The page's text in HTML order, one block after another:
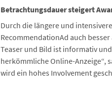
Betrachtungsdauer steigert
Durch die längere und
RecommendationAd auch
Teaser und Bild ist informativ
herkömmliche Online-Anzeige“,
wird ein hohes Involvement